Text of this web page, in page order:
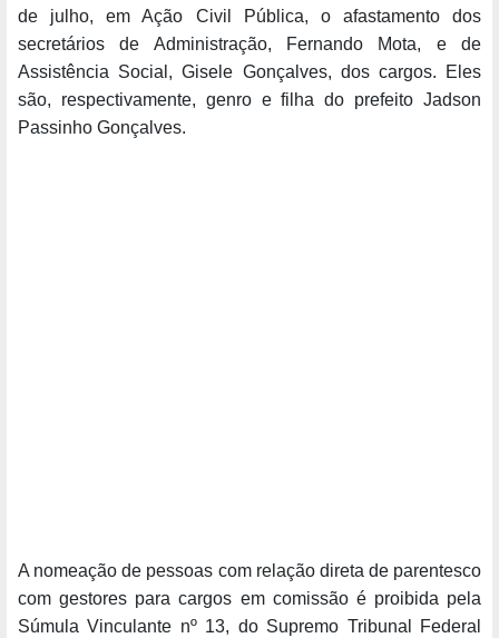
de julho, em Ação Civil Pública, o afastamento dos
secretários de Administração, Fernando Mota, e de
Assistência Social, Gisele Gonçalves, dos cargos. Eles
são, respectivamente, genro e filha do prefeito Jadson
Passinho Gonçalves.
A nomeação de pessoas com relação direta de parentesco
com gestores para cargos em comissão é proibida pela
Súmula Vinculante nº 13, do Supremo Tribunal Federal